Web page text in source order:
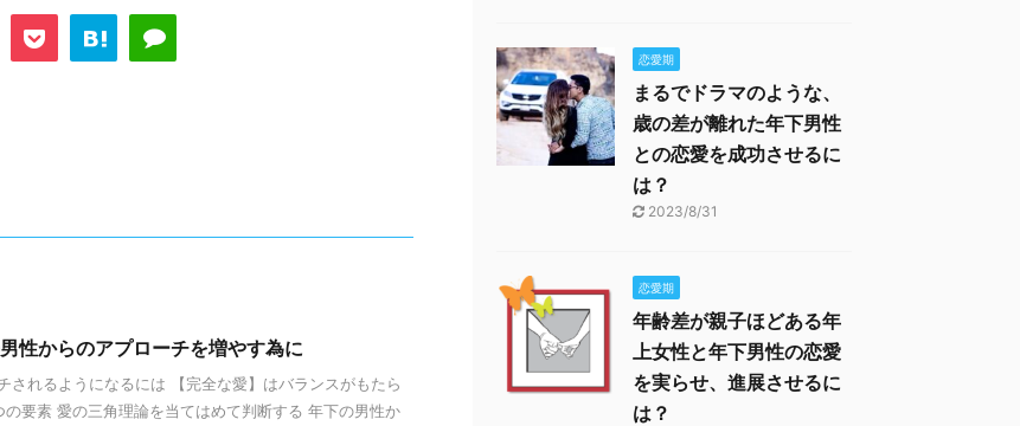
性からのアプローチを増やす為に
されるようになるには 【完全な愛】はバランスがもたら
要素 愛の三角理論を当てはめて判断する 年下の男性か
恋愛期
まるでドラマのような、
歳の差が離れた年下男性
との恋愛を成功させるに
は？
2023/8/31
恋愛期
年齢差が親子ほどある年
上女性と年下男性の恋愛
を実らせ、進展させるに
は？